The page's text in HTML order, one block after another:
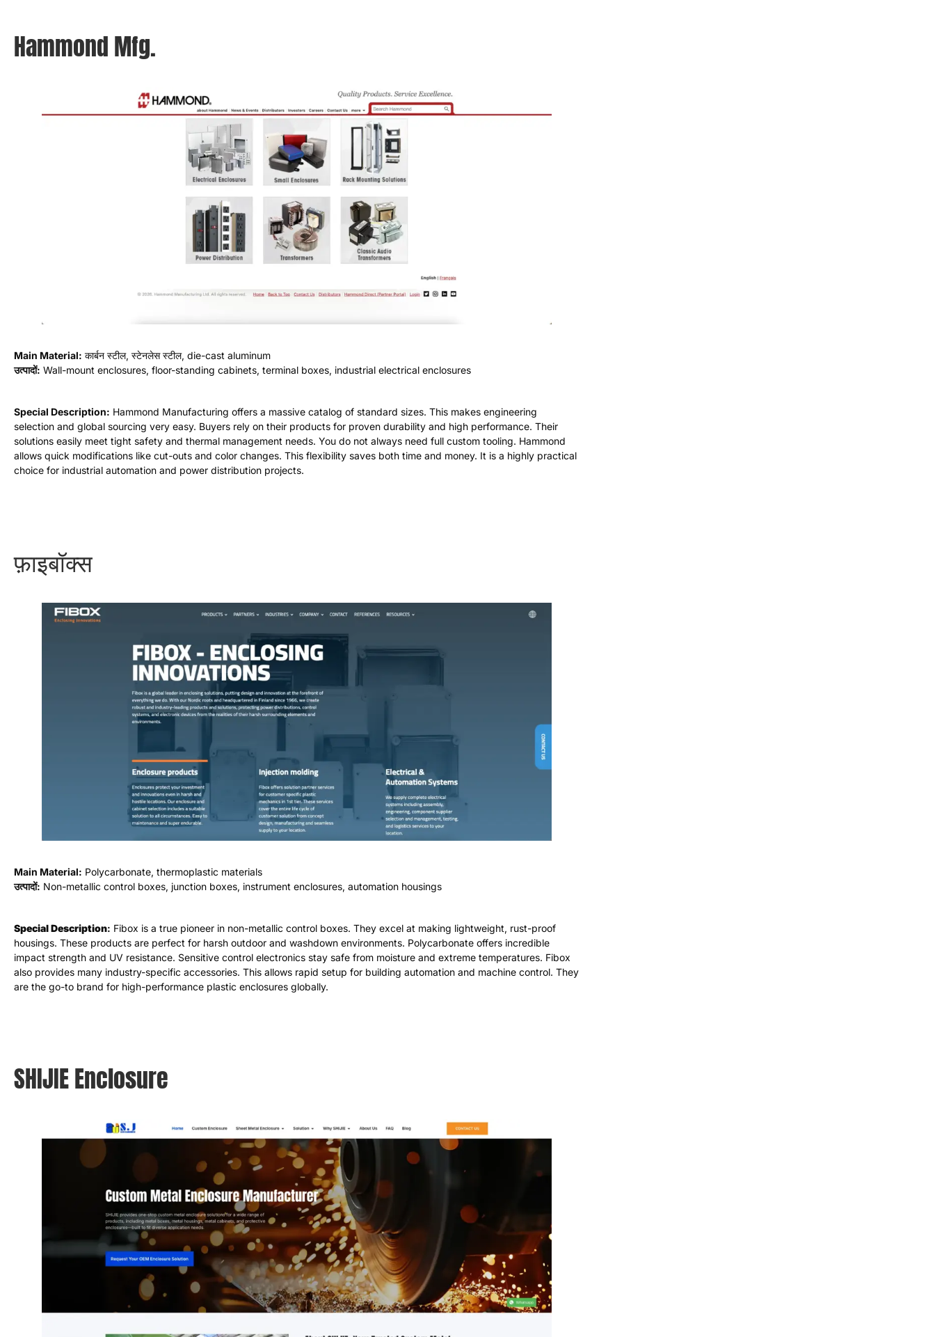
Hammond Mfg.
Main Material: कार्बन स्टील, स्टेनलेस स्टील, die-cast aluminum
उत्पादों: Wall-mount enclosures, फर्श पर खड़ी अलमारियाँ,टर्मिनल बक्से,औद्योगिक विद्युत बाड़े
विशेष विवरण: हैमंड मैन्युफैक्चरिंग मानक आकारों की एक विशाल सूची प्रदान करता है.इससे इंजीनियरिंग चयन और वैश्विक सोर्सिंग बहुत आसान हो जाती है.खरीदार सिद्ध
स्थायित्व और उच्च प्रदर्शन के लिए अपने उत्पादों पर भरोसा करते हैं.उनके समाधान कड़ी सुरक्षा और थर्मल प्रबंधन आवश्यकताओं को आसानी से पूरा करते हैं .आपको
हमेशा पूर्ण कस्टम टूलींग की आवश्यकता नहीं होती है .हैमंड कट-आउट और रंग परिवर्तन जैसे त्वरित संशोधनों की अनुमति देता है.इस लचीलेपन से समय और धन दोनों की
बचत होती है.यह औद्योगिक स्वचालन और बिजली वितरण परियोजनाओं के लिए एक अत्यधिक व्यावहारिक विकल्प है.
फ़ाइबॉक्स
उत्पादों: गैर-धातु नियंत्रण बक्से,जंक्शन बक्से,उपकरण बाड़े ,स्वचालन आवास
वाले वातावरण के लिए बिल्कुल उपयुक्त हैं .पॉलीकार्बोनेट अविश्वसनीय प्रभाव शक्ति और यूवी प्रतिरोध प्रदान करता है .संवेदनशील नियंत्रण इलेक्ट्रॉनिक्स नमी और
अत्यधिक तापमान से सुरक्षित रहते हैं .फाइबॉक्स कई उद्योग-विशिष्ट सहायक उपकरण भी प्रदान करता है.यह बिल्डिंग ऑटोमेशन और मशीन नियंत्रण के लिए त्वरित
सेटअप की अनुमति देता है. वे विश्व स्तर पर उच्च प्रदर्शन वाले प्लास्टिक बाड़ों के लिए पसंदीदा ब्रांड हैं .